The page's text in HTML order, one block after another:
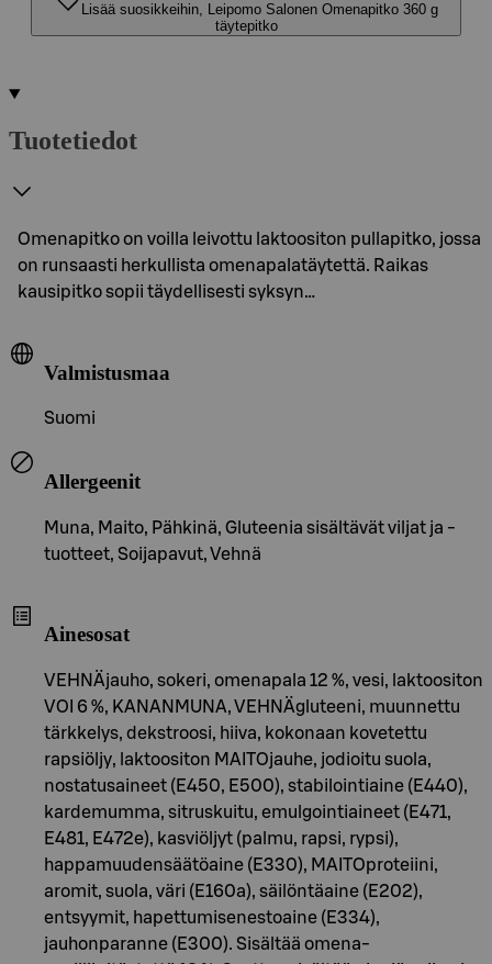
Lisää suosikkeihin, Leipomo Salonen Omenapitko 360 g
täytepitko
Tuotetiedot
Omenapitko on voilla leivottu laktoositon pullapitko, jossa
on runsaasti herkullista omenapalatäytettä. Raikas
kausipitko sopii täydellisesti syksyn…
Valmistusmaa
Suomi
Allergeenit
Muna, Maito, Pähkinä, Gluteenia sisältävät viljat ja -
tuotteet, Soijapavut, Vehnä
Ainesosat
VEHNÄjauho, sokeri, omenapala 12 %, vesi, laktoositon
VOI 6 %, KANANMUNA, VEHNÄgluteeni, muunnettu
tärkkelys, dekstroosi, hiiva, kokonaan kovetettu
rapsiöljy, laktoositon MAITOjauhe, jodioitu suola,
nostatusaineet (E450, E500), stabilointiaine (E440),
kardemumma, sitruskuitu, emulgointiaineet (E471,
E481, E472e), kasviöljyt (palmu, rapsi, rypsi),
happamuudensäätöaine (E330), MAITOproteiini,
aromit, suola, väri (E160a), säilöntäaine (E202),
entsyymit, hapettumisenestoaine (E334),
jauhonparanne (E300). Sisältää omena-